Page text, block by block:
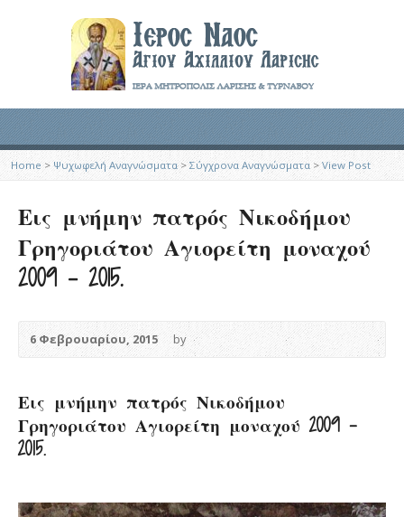
Home > Ψυχωφελή Αναγνώσματα>Σύγχρονα Αναγνώσματα > View Post
Εις μνήμην πατρός Νικοδήμου
Γρηγοριάτου Αγιορείτη μοναχού
2009 – 2015.
6 Φεβρουαρίου, 2015 by
Εις μνήμην πατρός Νικοδήμου
Γρηγοριάτου Αγιορείτη μοναχού 2009 –
2015.